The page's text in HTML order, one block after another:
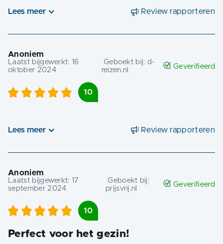
Lees meer Review rapporteren
Anoniem
Laatst bijgewerkt: 16
oktober 2024
Geboekt bij:d-
reizen.nl
Geverifieerd
10
Lees meer Review rapporteren
Anoniem
Laatst bijgewerkt: 17
september 2024
Geboekt bij:
prijsvrij.nl
Geverifieerd
10
Perfect voor het gezin!